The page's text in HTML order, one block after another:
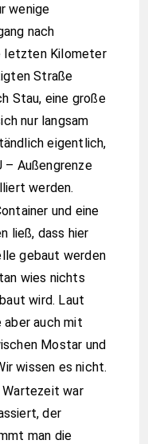
wenige
nach
letzten Kilometer
Straße
Stau, eine große
nur langsam
eigentlich,
– Außengrenze
werden.
und eine
ließ, dass hier
gebaut werden
wies nichts
wird. Laut
auch mit
Mostar und
wissen es nicht.
war
der
man die